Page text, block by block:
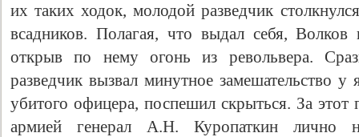
их таких ходок, молодой разведчик
всадников. Полагая, что выдал себя, Волков
открыв по нему огонь из револьвера.
разведчик вызвал минутное замешательство
убитого офицера, поспешил скрыться. За
армией генерал А.Н. Куропаткин лично